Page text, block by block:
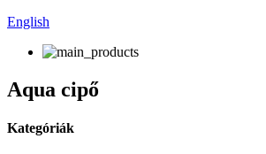
English
Aqua cipő
Kategóriák